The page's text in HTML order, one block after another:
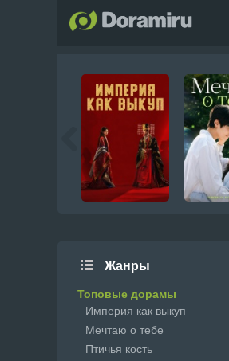
Жанры
Топовые дорамы
Империя как выкуп
Мечтаю о тебе
Птичья кость